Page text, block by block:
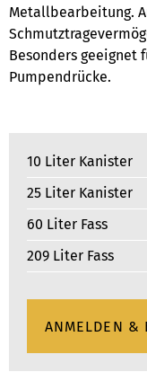
Metallbearbeitung.
Besonders geeignet
Pumpendrücke.
10 Liter Kanister
25 Liter Kanister
60 Liter Fass
209 Liter Fass